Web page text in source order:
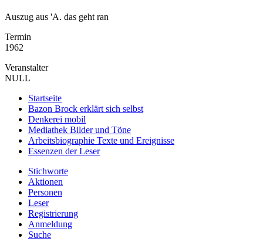
Auszug aus 'A. das geht ran
Termin
1962
Veranstalter
NULL
Startseite
Bazon Brock erklärt sich selbst
Denkerei mobil
Mediathek Bilder und Töne
Arbeitsbiographie Texte und Ereignisse
Essenzen der Leser
Stichworte
Aktionen
Personen
Leser
Registrierung
Anmeldung
Suche